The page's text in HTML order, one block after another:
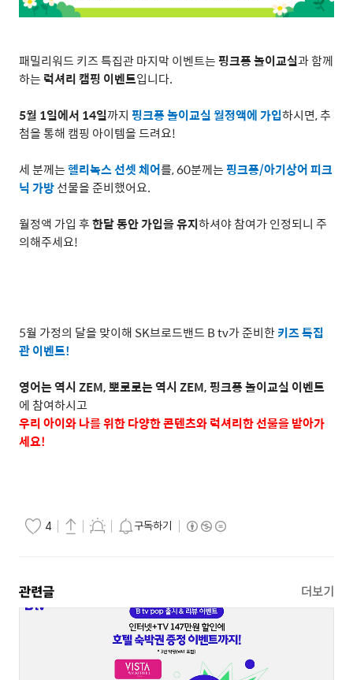
패밀리워드 키즈 특집관 마지막 이벤트는 핑크퐁 놀이교실과 함께
하는 럭셔리 캠핑 이벤트입니다.
5월 1일에서 14일까지 핑크퐁 놀이교실 월정액에 가입하시면,추
첨을 통해 캠핑 아이템을 드려요!
세 분께는헬리녹스 선셋 체어를, 60분께는 핑크퐁/아기상어 피크
닉 가방선물을 준비했어요.
월정액 가입 후한달 동안 가입을 유지하셔야 참여가 인정되니 주
의해주세요!
5월 가정의 달을 맞이해 SK브로드밴드 B tv가 준비한키즈 특집
관 이벤트!
영어는 역시 ZEM,뽀로로는 역시 ZEM, 핑크퐁 놀이교실 이벤트
에 참여하시고
우리 아이와 나를 위한 다양한 콘텐츠와 럭셔리한 선물을 받아가
세요!
4 구독하기
관련글 더보기